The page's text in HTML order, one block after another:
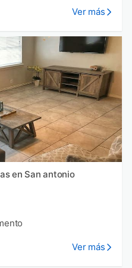
Ver más
en San antonio
Ver más